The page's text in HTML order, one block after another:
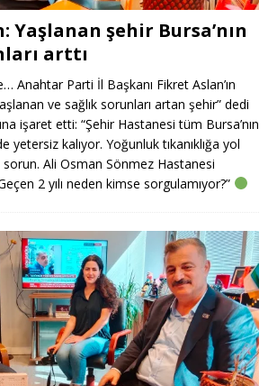
Yaşlanan şehir Bursa’nın
arttı
Anahtar Parti İl Başkanı Fikret Aslan’ın
ve sağlık sorunları artan şehir” dedi
işaret etti: “Şehir Hastanesi tüm Bursa’nın
yetersiz kalıyor. Yoğunluk tıkanıklığa yol
sorun. Ali Osman Sönmez Hastanesi
2 yılı neden kimse sorgulamıyor?”